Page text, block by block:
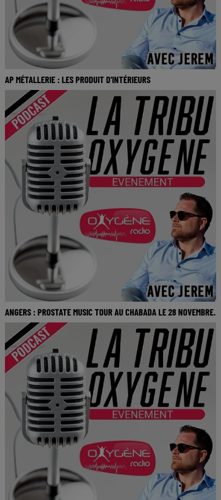
AP MÉTALLERIE : LES PRODUIT D'INTÉRIEURS
La Tribu Oxygène By Jerem
ANGERS : PROSTATE MUSIC TOUR AU CHABADA LE 28 NOVEMBRE.
La Tribu Oxygène By Jerem